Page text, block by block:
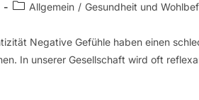
Allgemein / Gesundheit und
Negative Gefühle haben einen
In unserer Gesellschaft wird oft